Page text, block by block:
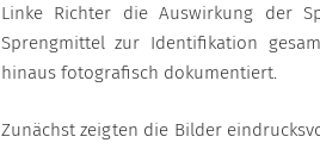
Linke Richter die Auswirkung der
Sprengmittel zur Identifikation
hinaus fotografisch dokumentiert.
Zunächst zeigten die Bilder